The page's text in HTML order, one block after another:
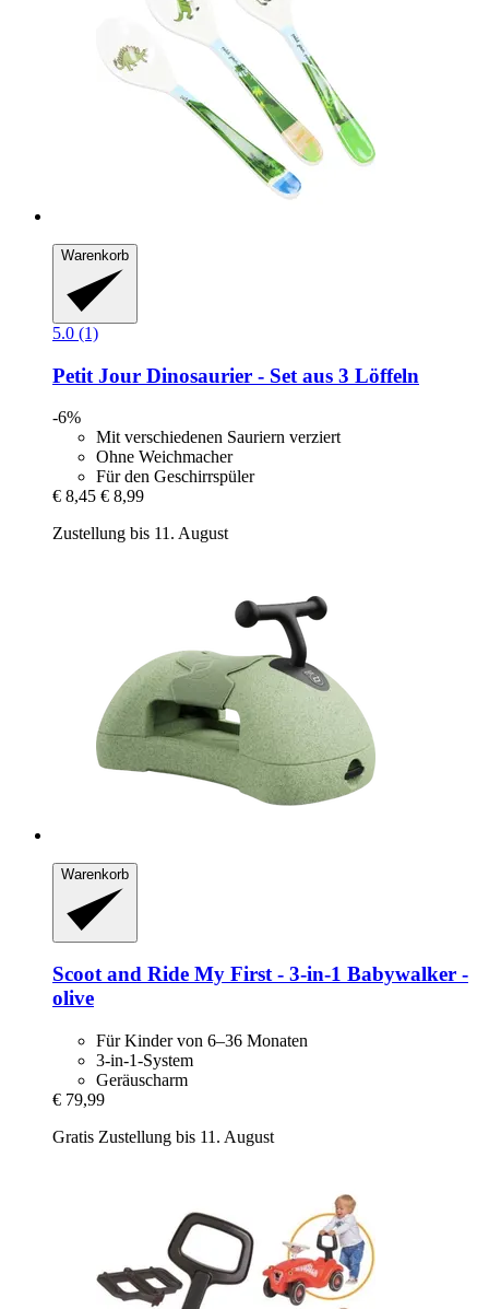
Warenkorb
5.0 (1)
Petit Jour Dinosaurier -​ Set aus 3 Löffeln
-6%
Mit verschiedenen Sauriern verziert
Ohne Weichmacher
Für den Geschirrspüler
€ 8,45 € 8,99
Zustellung bis 11. August
Warenkorb
Scoot and Ride My First -​ 3-​in-​1 Babywalker -​
olive
Für Kinder von 6–36 Monaten
3-in-1-System
Geräuscharm
€ 79,99
Gratis Zustellung bis 11. August